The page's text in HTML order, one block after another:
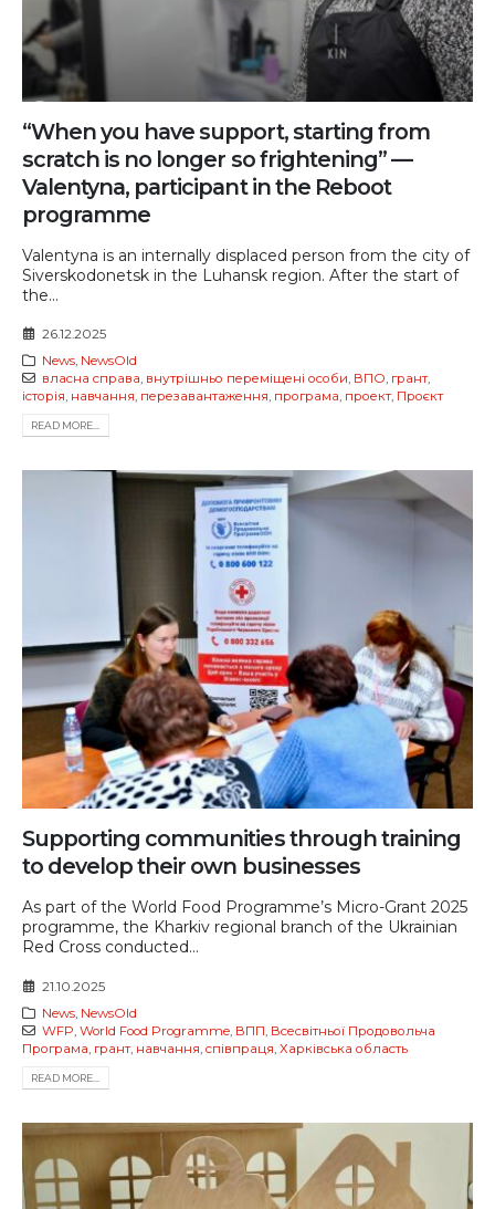
“When you have support, starting from
scratch is no longer so frightening” —
Valentyna, participant in the Reboot
programme
Valentyna is an internally displaced person from the city of
Siverskodonetsk in the Luhansk region. After the start of
the...
26.12.2025
News, NewsOld
власна справа, внутрішньо переміщені особи, ВПО, грант,
історія, навчання, перезавантаження, програма, проект, Проєкт
READ MORE...
Supporting communities through training
to develop their own businesses
As part of the World Food Programme’s Micro-Grant 2025
programme, the Kharkiv regional branch of the Ukrainian
Red Cross conducted...
21.10.2025
News, NewsOld
WFP World Food Programme, ВПП Всесвітньої Продовольча
Програма грант, навчання співпраця Харківська область
READ MORE...